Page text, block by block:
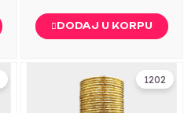
DODAJ U KORPU
1202